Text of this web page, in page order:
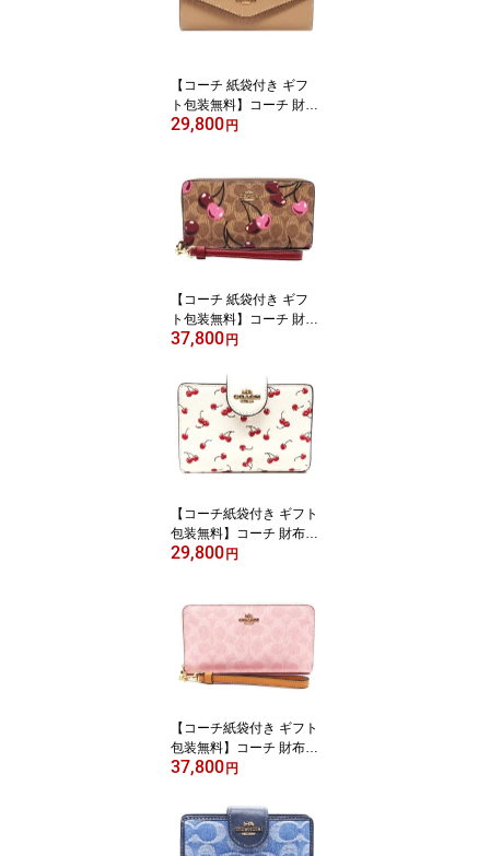
キーケース】【新作モデ
ル・新品】【楽ギフ_包
【あす楽】
【コーチ 紙袋付き ギフ
ト包装無料】コーチ 財布
COACH 長財布 クロスグ
OACH【新作 新品 限定
モデル】【COACH コー
チ】【サイフ さいふ】
【楽ギフ_包装】【コン
ビニ受取対応商品】【あ
29,800 円
【コーチ 紙袋付き ギフ
ト包装無料】コーチ 財布
COACH 長財布 シグネチ
さくらんぼ アコーディオ
ン長財布 CZ-328 IMTAM
COACH ブランド サイフ
【新作 新品 限定モデ
ル】【COACH コーチ】
【サイフ さいふ】【楽ギ
取対応商品】
37,800 円
【コーチ紙袋付き ギフト
包装無料】コーチ 財布 C
OACH チェリープリント
【新作 新品 限定モデ
ル】【COACH コーチ ブ
ランド サイフ】【サイフ
さいふ】【楽ギフ_包
装】【コンビニ受取対応
29,800 円
【コーチ紙袋付き ギフト
包装無料】コーチ 財布 C
OACH 長財布 シグネチ
布 CEC-20 CW-778 IMP
O ピンク COACH ブラン
ド サイフ【新作 新品 限
37,800 円